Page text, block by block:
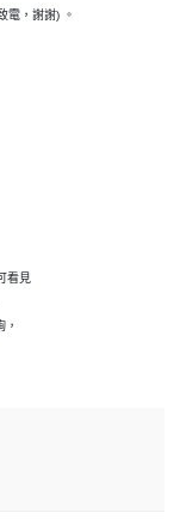
電，謝謝) 。
看見